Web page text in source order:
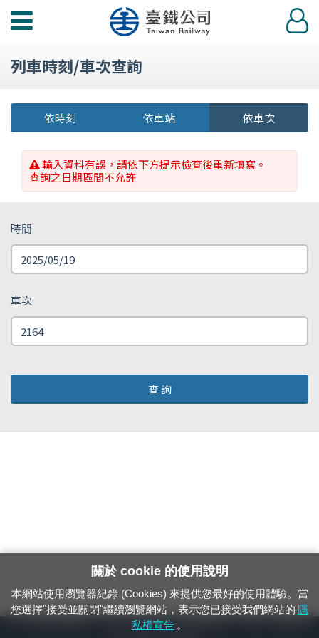
功
選
登
入
列車時刻/車次查詢
依時刻 依車站 依車次
輸入資料有誤，請依下方提示檢查後重新填寫。
查詢之日期區間不允許
時間
車次
查 詢
24小時緊急通報電話：1933（市話、手機，僅限發現軌道、平交道、橋樑及隧
關於 cookie 的使用說明
本網站使用瀏覽器紀錄 (Cookies) 來提供您最好的使用體驗。當
您選擇"接受並關閉"繼續瀏覽網站，表示您已接受我們網站的 隱
私權宣告 。